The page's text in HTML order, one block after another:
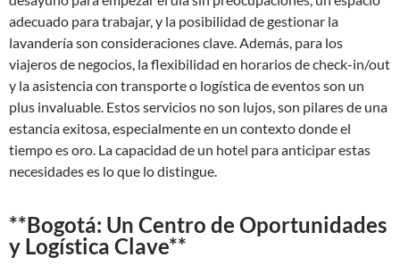
adecuado para trabajar, y la posibilidad de gestionar la
lavandería son consideraciones clave. Además, para los
viajeros de negocios, la flexibilidad en horarios de check-in/out
y la asistencia con transporte o logística de eventos son un
plus invaluable. Estos servicios no son lujos, son pilares de una
estancia exitosa, especialmente en un contexto donde el
tiempo es oro. La capacidad de un hotel para anticipar estas
necesidades es lo que lo distingue.
**Bogotá: Un Centro de Oportunidades
y Logística Clave**